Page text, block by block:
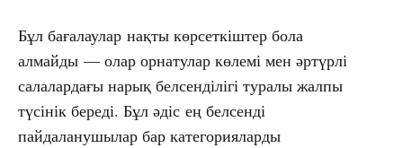
Бұл бағалаулар нақты көрсеткіштер бола
алмайды — олар орнатулар көлемі мен әртүрлі
салалардағы нарық белсенділігі туралы жалпы
түсінік береді. Бұл әдіс ең белсенді
пайдаланушылар бар категорияларды